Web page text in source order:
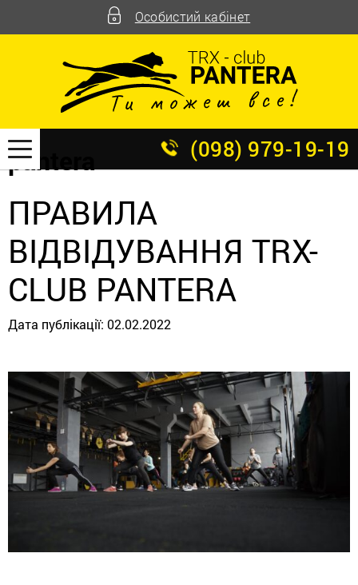
Особистий кабінет
(098) 979-19-19
pantera
ПРАВИЛА
ВІДВІДУВАННЯ TRX-
CLUB PANTERA
Дата публікації: 02.02.2022